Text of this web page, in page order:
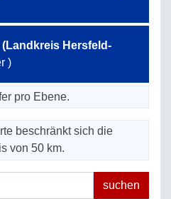
Hersfeld-
)
pro Ebene.
beschränkt sich die
von 50 km.